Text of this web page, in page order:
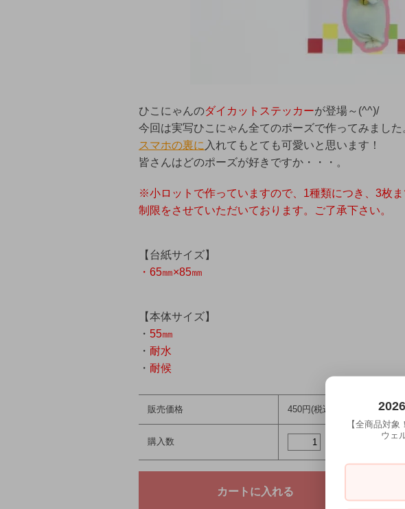
ひこにゃんのダイカットステッカーが登場～(^^)/
今回は実写ひこにゃん全てのポーズで作ってみました
スマホの裏に入れてもとても可愛いと思います！
皆さんはどのポーズが好きですか・・・。
※小ロットで作っていますので、1種類につき、3枚ま
制限をさせていただいております。ご了承下さい。
【台紙サイズ】
・65㎜×85㎜
【本体サイズ】
・ 55㎜
・ 耐水
・ 耐候
販売価格 450円(税込)
購入数
【全商品対
ウェ